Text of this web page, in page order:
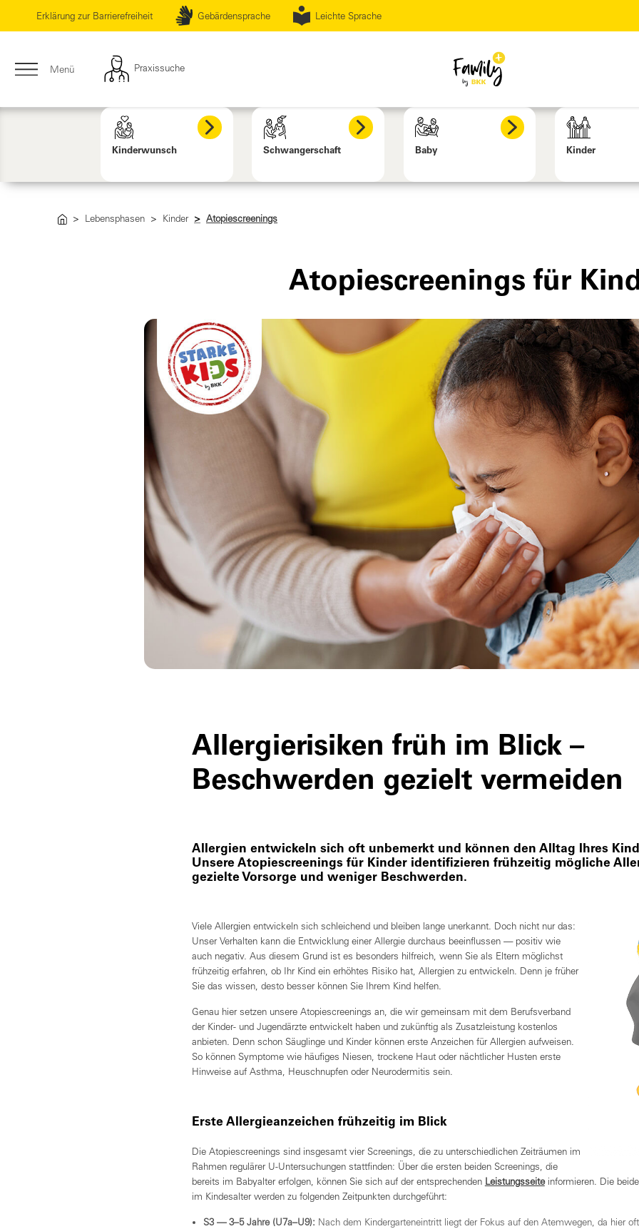
Erklärung zur Barrierefreiheit Gebärdensprache Leichte Sprache
Menü Praxissuche
Kinderwunsch Schwangerschaft Baby Kinder
Lebensphasen Kinder Atopiescreenings
Atopiescreenings für
Allergierisiken früh im Blick –
Beschwerden gezielt vermeiden
Allergien entwickeln sich oft unbemerkt und können den Alltag Ihres
Unsere Atopiescreenings für Kinder identifizieren frühzeitig mögliche
gezielte Vorsorge und weniger Beschwerden.
Viele Allergien entwickeln sich schleichend und bleiben lange unerkannt. Doch nicht nur das:
Unser Verhalten kann die Entwicklung einer Allergie durchaus beeinflussen — positiv wie
auch negativ. Aus diesem Grund ist es besonders hilfreich, wenn Sie als Eltern möglichst
frühzeitig erfahren, ob Ihr Kind ein erhöhtes Risiko hat, Allergien zu entwickeln. Denn je früher
Sie das wissen, desto besser können Sie Ihrem Kind helfen.
Genau hier setzen unsere Atopiescreenings an, die wir gemeinsam mit dem Berufsverband
der Kinder- und Jugendärzte entwickelt haben und zukünftig als Zusatzleistung kostenlos
anbieten. Denn schon Säuglinge und Kinder können erste Anzeichen für Allergien aufweisen.
So können Symptome wie häufiges Niesen, trockene Haut oder nächtlicher Husten erste
Hinweise auf Asthma, Heuschnupfen oder Neurodermitis sein.
Erste Allergieanzeichen frühzeitig im Blick
Die Atopiescreenings sind insgesamt vier Screenings, die zu unterschiedlichen Zeiträumen im
Rahmen regulärer U-Untersuchungen stattfinden: Über die ersten beiden Screenings, die
bereits im Babyalter erfolgen, können Sie sich auf der entsprechenden Leistungsseiteinformieren. Die
im Kindesalter werden zu folgenden Zeitpunkten durchgeführt:
S3 — 3–5 Jahre (U7a–U9): Nach dem Kindergarteneintritt liegt der Fokus auf den Atemwegen, da hier